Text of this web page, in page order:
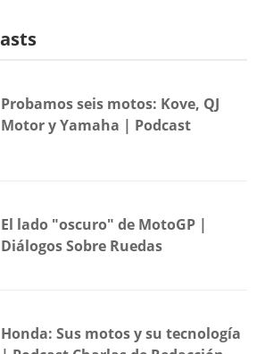
Probamos seis motos: Kove, QJ
Motor y Yamaha | Podcast
El lado "oscuro" de MotoGP |
Diálogos Sobre Ruedas
Honda: Sus motos y su tecnología